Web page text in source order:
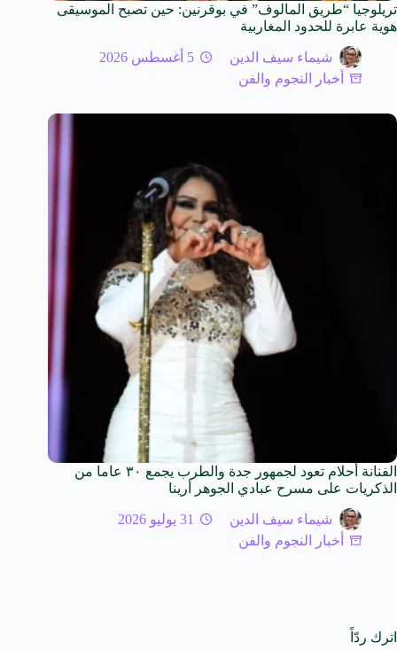
تريلوجيا “طريق المالوف” في بوقرنين: حين تصبح الموسيقى
هوية عابرة للحدود المغاربية
شيماء سيف الدين
5 أغسطس 2026
أخبار النجوم والفن
الفنانة أحلام تعود لجمهور جدة والطرب يجمع ٣٠ عاما من
الذكريات على مسرح عبادي الجوهر أرينا
شيماء سيف الدين
31 يوليو 2026
أخبار النجوم والفن
اترك ردّاً